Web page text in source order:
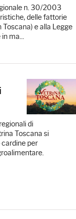
n. 30/2003
delle fattorie
e alla Legge
ma...
di
Toscana si
per